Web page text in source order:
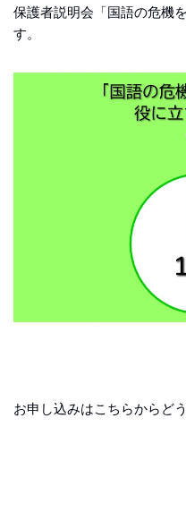
保護者説明会「国語の危機
す。
お申し込みはこちらからどう